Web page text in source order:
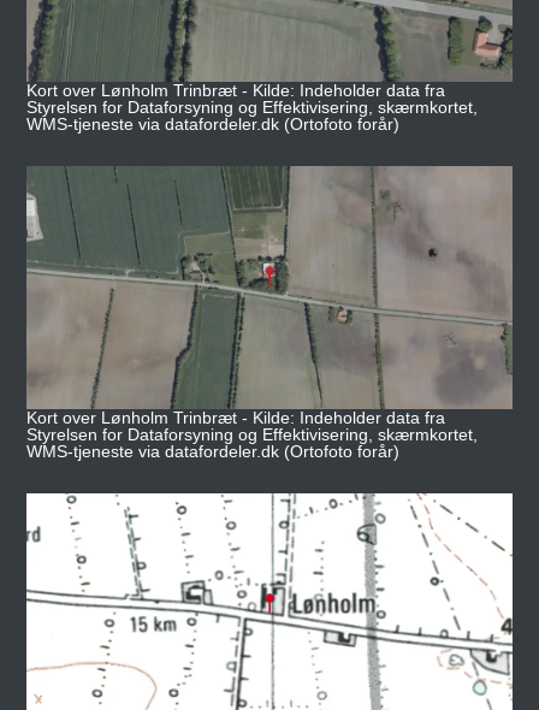
Kort over Lønholm Trinbræt - Kilde: Indeholder data fra
Styrelsen for Dataforsyning og Effektivisering, skærmkortet,
WMS-tjeneste via datafordeler.dk (Ortofoto forår)
Kort over Lønholm Trinbræt - Kilde: Indeholder data fra
Styrelsen for Dataforsyning og Effektivisering, skærmkortet,
WMS-tjeneste via datafordeler.dk (Ortofoto forår)